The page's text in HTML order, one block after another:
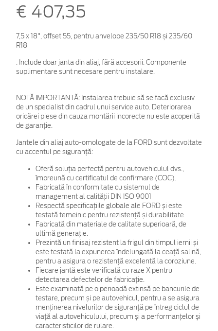
€ 407,35
7,5 x 18", offset 55, pentru anvelope 235/50 R18 și 235/60
R18
. Include doar janta din aliaj, fără accesorii. Componente
suplimentare sunt necesare pentru instalare.
NOTĂ IMPORTANTĂ: Instalarea trebuie să se facă exclusiv
de un specialist din cadrul unui service auto. Deteriorarea
oricărei piese din cauza montării incorecte nu este acoperită
de garanţie.
Jantele din aliaj auto-omologate de la FORD sunt dezvoltate
cu accentul pe siguranță:
Oferă soluția perfectă pentru autovehiculul dvs.,
împreună cu certificatul de confirmare (COC).
Fabricată în conformitate cu sistemul de
management al calității DIN ISO 9001
Respectă specificațiile globale ale FORD și este
testată temeinic pentru rezistență și durabilitate.
Fabricată din materiale de calitate superioară, de
ultimă generație.
Prezintă un finisaj rezistent la frigul din timpul iernii și
este testată la expunerea îndelungată la ceață salină,
pentru a asigura o rezistență excelentă la coroziune.
Fiecare jantă este verificată cu raze X pentru
detectarea defectelor de fabricație.
Este examinată pe o perioadă extinsă pe bancurile de
testare, precum și pe autovehicul, pentru a se asigura
menținerea nivelurilor de siguranță pe întreg ciclul de
viață al autovehiculului, precum și a performanțelor și
caracteristicilor de rulare.